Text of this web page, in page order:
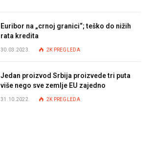
Euribor na „crnoj granici“; teško do nižih
rata kredita
30.03.2023. 2K PREGLEDA
Jedan proizvod Srbija proizvede tri puta
više nego sve zemlje EU zajedno
31.10.2022. 2K PREGLEDA